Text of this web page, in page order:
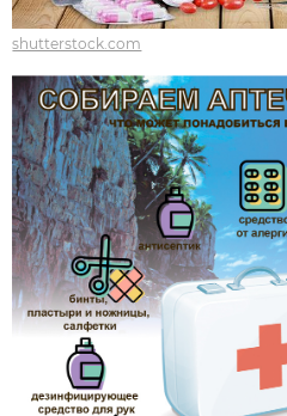
shutterstock.com